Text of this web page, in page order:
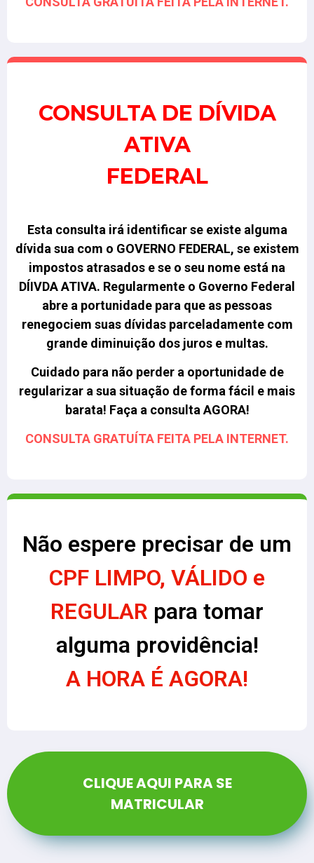
CONSULTA DE DÍVIDA
ATIVA
FEDERAL
Esta consulta irá identificar se existe alguma
dívida sua com o GOVERNO FEDERAL, se existem
impostos atrasados e se o seu nome está na
DÍIVDA ATIVA. Regularmente o Governo Federal
abre a portunidade para que as pessoas
renegociem suas dívidas parceladamente com
grande diminuição dos juros e multas.
Cuidado para não perder a oportunidade de
regularizar a sua situação de forma fácil e mais
barata! Faça a consulta AGORA!
CONSULTA GRATUÍTA FEITA PELA INTERNET.
Não espere precisar de um
CPF LIMPO, VÁLIDO e
REGULAR para tomar
alguma providência!
A HORA É AGORA!
CLIQUE AQUI PARA SE
MATRICULAR